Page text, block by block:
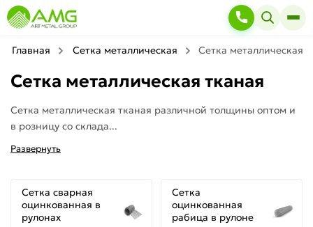
Главная Сетка металлическая Сетка металлическая
Сетка металлическая тканая
Сетка металлическая тканая различной толщины оптом и
в розницу со склада...
Развернуть
Сетка сварная
оцинкованная в
рулонах
Сетка
оцинкованная
рабица в рулоне